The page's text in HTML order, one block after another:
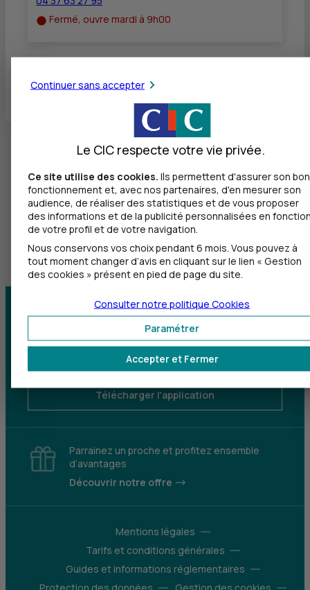
Fermé, ouvre mardi à 9h00
Toutes les localités
Centre d'aide Trouver une agence
Sourds et
Télécharger l'application
Parrainez un proche et profitez ensemble
d’avantages
Découvrir notre offre
Mentions légales
Tarifs et conditions générales
Guides et informations réglementaires
Continuer sans accepter
Le CIC respecte votre vie privée.
Ce site utilise des cookies. Ils permettent d'assurer son bon
fonctionnement et, avec nos partenaires, d'en mesurer son
audience, de réaliser des statistiques et de vous proposer
des informations et de la publicité personnalisées en
de votre profil et de votre navigation.
Nous conservons vos choix pendant 6 mois. Vous pouvez à
tout moment changer d’avis en cliquant sur le lien « Gestion
des cookies » présent en pied de page du site.
Accepter et Fermer
Paramétrer
Consulter notre politique Cookies